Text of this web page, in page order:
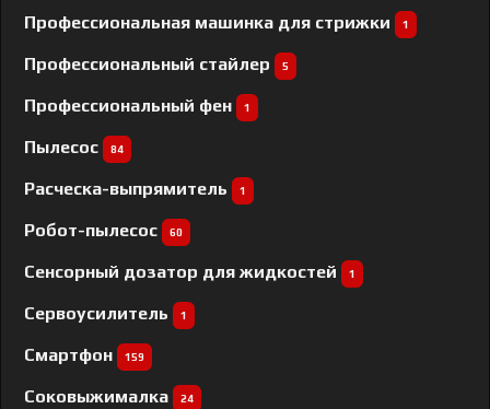
Профессиональная машинка для стрижки 1
Профессиональный cтайлер 5
Профессиональный фен 1
Пылесос 84
Расческа-выпрямитель 1
Робот-пылесос 60
Сенсорный дозатор для жидкостей 1
Сервоусилитель 1
Смартфон 159
Соковыжималка 24